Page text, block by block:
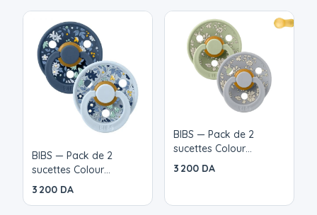
bébé ou enfant de L2N est une solution efficace,
fiable et spécialement adaptée pour les petites
oreilles de bébé. Le modèle pour bébé convient
pour une utilisation chez les enfants à partir de 4
mois, et jusqu'à leur 3 ans. La version enfant est
recommandée pour les enfants à partir de 5 ans et
jusqu'à leurs 16 ans.
BIBS — Pack de 2
sucettes Colour
Caoutchouc Liberty 0-6
3 200 DA
BIBS — Pack de 2
sucettes Colour
Caoutchouc 0- 6 mois
3 200 DA